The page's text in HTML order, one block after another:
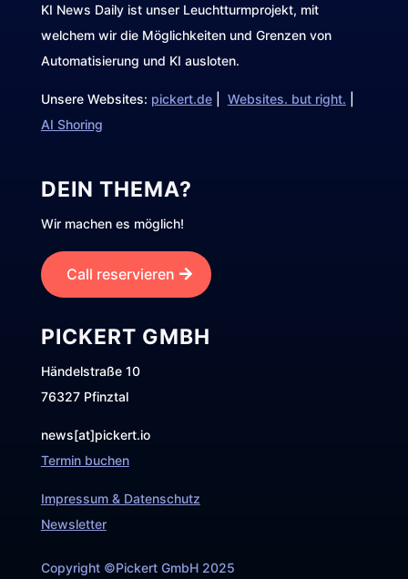
KI News Daily ist unser Leuchtturmprojekt, mit
welchem wir die Möglichkeiten und Grenzen von
Automatisierung und KI ausloten.
Unsere Websites: pickert.de| Websites. but right.
AI Shoring
DEIN THEMA?
Wir machen es möglich!
Call reservieren
PICKERT GMBH
Händelstraße 10
76327 Pfinztal
news[at]pickert.io
Termin buchen
Impressum & Datenschutz
Newsletter
Copyright ©Pickert GmbH 2025